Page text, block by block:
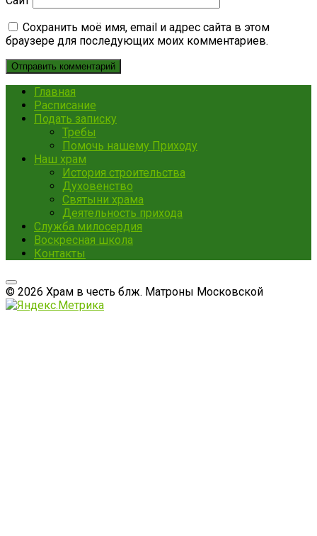
Сохранить моё имя, email и адрес сайта в этом
браузере для последующих моих комментариев.
Главная
Расписание
Подать записку
Требы
Помочь нашему Приходу
Наш храм
История строительства
Духовенство
Святыни храма
Деятельность прихода
Служба милосердия
Воскресная школа
Контакты
© 2026 Храм в честь блж. Матроны Московской